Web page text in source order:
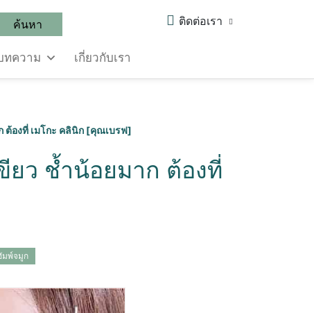
ติดต่อเรา
ค้นหา
ทความ เกี่ยวกับเรา
ต้องที่ เมโกะ คลินิก [คุณเบรฟ]
ยว ช้ำน้อยมาก ต้องที่
มพ์จมูก